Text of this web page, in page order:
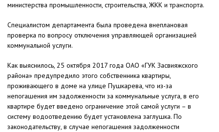
министерства промышленности, строительства, ЖКК и транспорта.
Специалистом департамента была проведена внеплановая
проверка по вопросу отключения управляющей организацией
коммунальной услуги.
Как выяснилось, 25 октября 2017 года ОАО «ГУК Засвияжского
района» предупредило этого собственника квартиры,
проживающего в доме на улице Пушкарева, что из-за
непогашения им задолженности за коммунальные услуга, в его
квартире будет введено ограничение этой самой услуги – в
систему водоотведению будет установлена заглушка. По
законодательству, в случае непогашения задолженности